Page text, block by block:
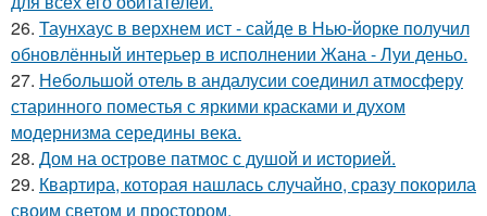
26. Таунхаус в верхнем ист - сайде в Нью-йорке получил
обновлённый интерьер в исполнении Жана - Луи деньо.
27. Небольшой отель в андалусии соединил атмосферу
старинного поместья с яркими красками и духом
модернизма середины века.
28. Дом на острове патмос с душой и историей.
29. Квартира, которая нашлась случайно, сразу покорила
своим светом и простором.